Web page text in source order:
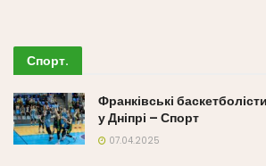
Спорт.
Франківські
у Дніпрі – Спорт
07.04.2025